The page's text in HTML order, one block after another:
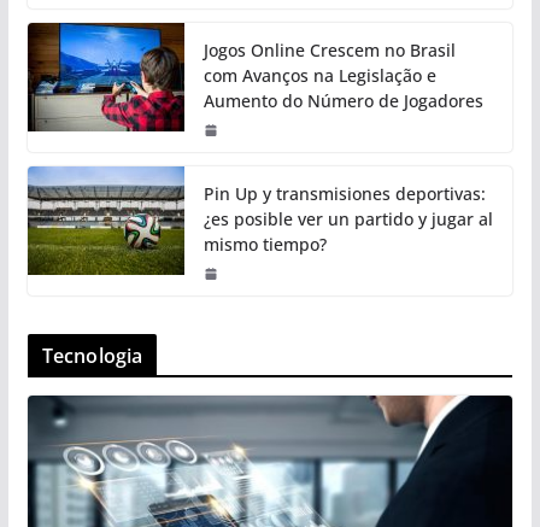
Jogos Online Crescem no Brasil
com Avanços na Legislação e
Aumento do Número de Jogadores
Pin Up y transmisiones deportivas:
¿es posible ver un partido y jugar al
mismo tiempo?
Tecnologia